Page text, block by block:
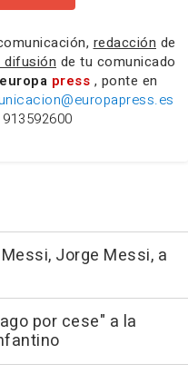
redacción de
difusión de tu comunicado
europa press , ponte en
913592600
Jorge Messi, a
por cese" a la